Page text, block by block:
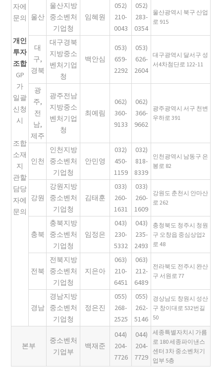
자에
문의
개인
투자
조합
GP
가
일괄
신청
시
조합
소재
지
관할
담당
자에
문의
울산
울산지방
중소벤처
기업청
임혜원
052)
210-
0043
052)
283-
0354
울산광역시 북구 산업
로 915
대
구,
경북
대구경북
지방중소
벤처기업
청
백안심
053)
659-
2292
053)
626-
2604
대구광역시 달서구 성
서4차첨단로 122-11
광
주,
전
남,
제주
광주전남
지방중소
벤처기업
청
최예림
062)
360-
9133
062)
366-
9662
광주광역시 서구 천변
우하로 391
인천
인천지방
중소벤처
기업청
안민영
032)
450-
1159
032)
818-
8339
인천광역시 남동구 은
봉로 82
강원
강원지방
중소벤처
기업청
김태훈
033)
260-
1631
033)
260-
1609
강원도 춘천시 안마산
로 262
충북
충북지방
중소벤처
기업청
임정은
043)
230-
5332
043)
235-
2493
충청북도 청주시 청원
구 오창읍 중심상업2
로 48
전북
전북지방
중소벤처
기업청
지은아
063)
210-
6451
063)
212-
6489
전라북도 전주시 완산
구 서원로 77
경남
경남지방
중소벤처
기업청
정은진
055)
268-
2525
055)
262-
5146
경상남도 창원시 성산
구 창이대로 532번길
50
본부
중소벤처
기업부
백재준
044)
204-
7726
044)
204-
7729
세종특별자치시 가름
로 180 세종파이낸스
센터 3차 중소벤처기
업부 5층